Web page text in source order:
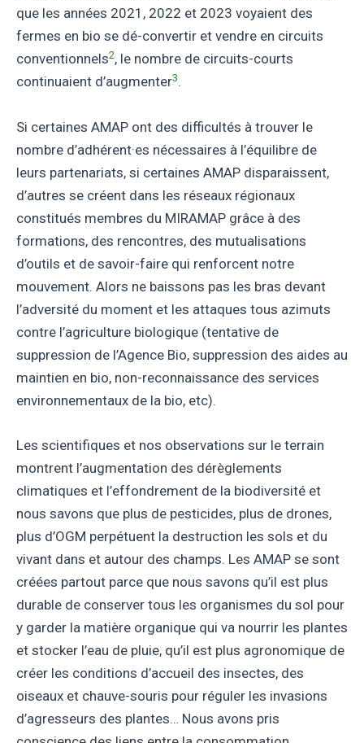
que les années 2021, 2022 et 2023 voyaient des
fermes en bio se dé-convertir et vendre en circuits
conventionnels2, le nombre de circuits-courts
continuaient d’augmenter3.
Si certaines AMAP ont des difficultés à trouver le
nombre d’adhérent·es nécessaires à l’équilibre de
leurs partenariats, si certaines AMAP disparaissent,
d’autres se créent dans les réseaux régionaux
constitués membres du MIRAMAP grâce à des
formations, des rencontres, des mutualisations
d’outils et de savoir-faire qui renforcent notre
mouvement. Alors ne baissons pas les bras devant
l’adversité du moment et les attaques tous azimuts
contre l’agriculture biologique (tentative de
suppression de l’Agence Bio, suppression des aides au
maintien en bio, non-reconnaissance des services
environnementaux de la bio, etc).
Les scientifiques et nos observations sur le terrain
montrent l’augmentation des dérèglements
climatiques et l’effondrement de la biodiversité et
nous savons que plus de pesticides, plus de drones,
plus d’OGM perpétuent la destruction les sols et du
vivant dans et autour des champs. Les AMAP se sont
créées partout parce que nous savons qu’il est plus
durable de conserver tous les organismes du sol pour
y garder la matière organique qui va nourrir les plantes
et stocker l’eau de pluie, qu’il est plus agronomique de
créer les conditions d’accueil des insectes, des
oiseaux et chauve-souris pour réguler les invasions
d’agresseurs des plantes… Nous avons pris